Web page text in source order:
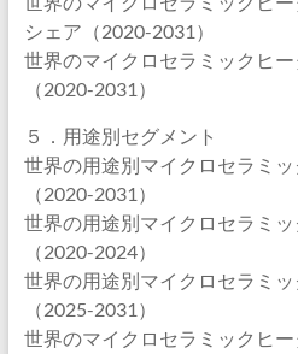
シェア（2020-2031）
世界のマイクロセラミックヒ
（2020-2031）
５．用途別セグメント
世界の用途別マイクロセラミ
（2020-2031）
世界の用途別マイクロセラミ
（2020-2024）
世界の用途別マイクロセラミ
（2025-2031）
世界のマイクロセラミックヒ